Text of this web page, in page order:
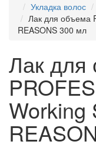
Укладка волос
Лак для объема
REASONS 300 мл
Лак для
Working